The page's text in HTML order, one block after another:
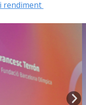
rendiment